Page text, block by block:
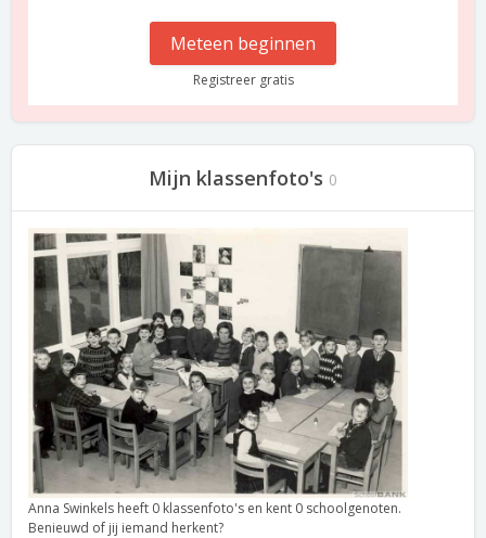
Meteen beginnen
Registreer gratis
Mijn klassenfoto's 0
Anna Swinkels heeft 0 klassenfoto's en kent 0 schoolgenoten.
Benieuwd of jij iemand herkent?